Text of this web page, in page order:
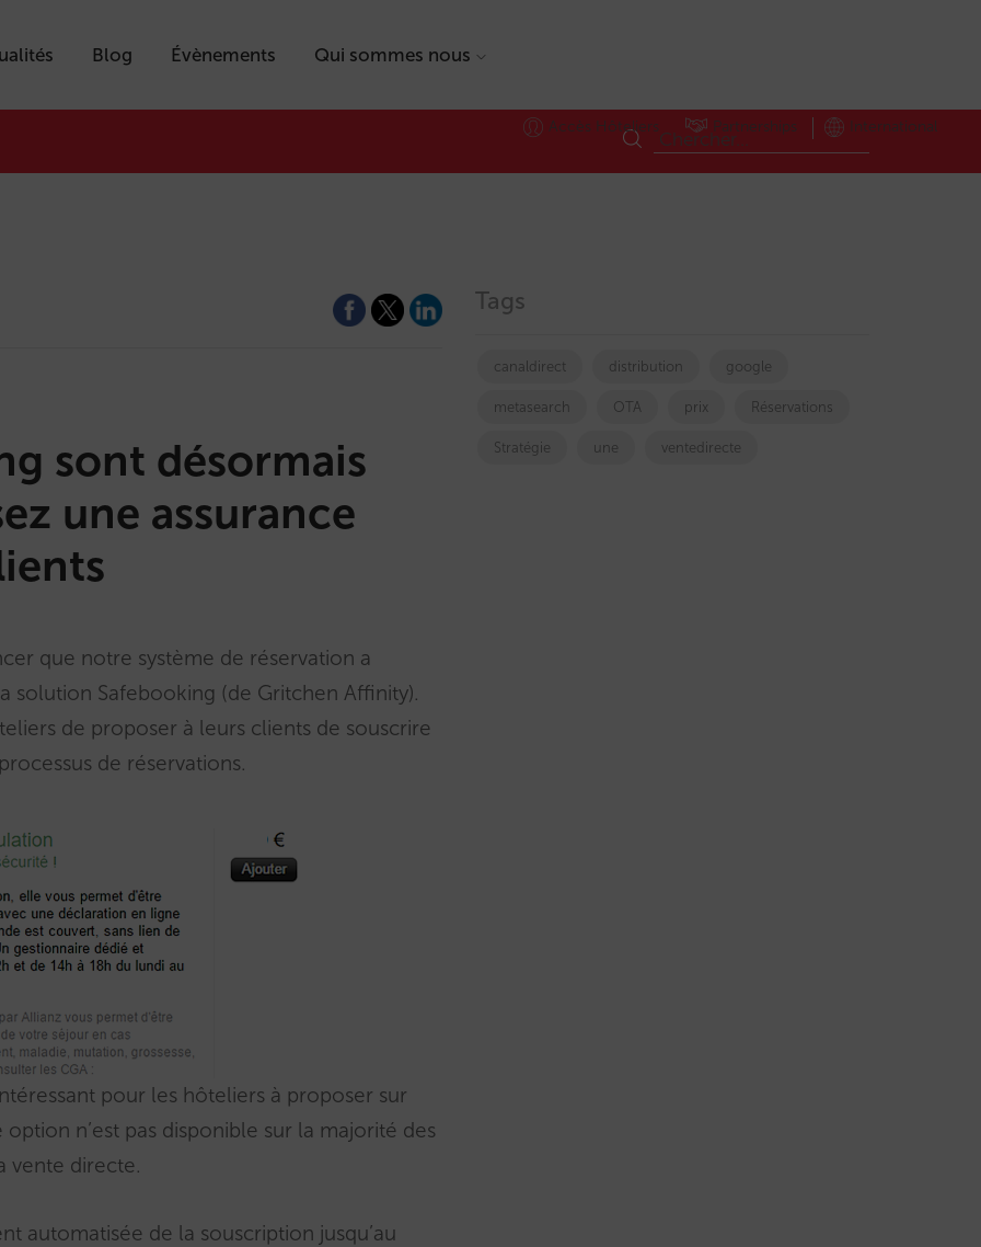
Blog Évènements Qui sommes nous
Accès Hôteliers Partnerships International
sont désormais
une assurance
que notre système de réservation a
solution Safebooking (de Gritchen Affinity).
de proposer à leurs clients de souscrire
de réservations.
pour les hôteliers à proposer sur
n’est pas disponible sur la majorité des
vente directe.
automatisée de la souscription jusqu’au
Tags
canaldirect distribution google
metasearch OTA prix Réservations
Stratégie une ventedirecte